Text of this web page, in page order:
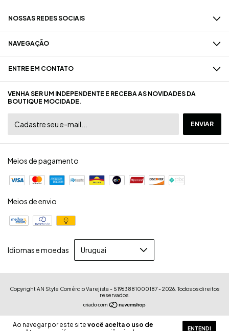
Ao navegar por este site você aceita o uso de
ENTENDI
NOSSAS REDES SOCIAIS
NAVEGAÇÃO
ENTRE EM CONTATO
VENHA SER UM INDEPENDENTE E RECEBA AS NOVIDADES DA
BOUTIQUE MOCIDADE.
Meios de pagamento
Meios de envio
Idiomas e moedas
Copyright AN Style Comércio Varejista - 51963881000187 - 2026. Todos os direitos
reservados.